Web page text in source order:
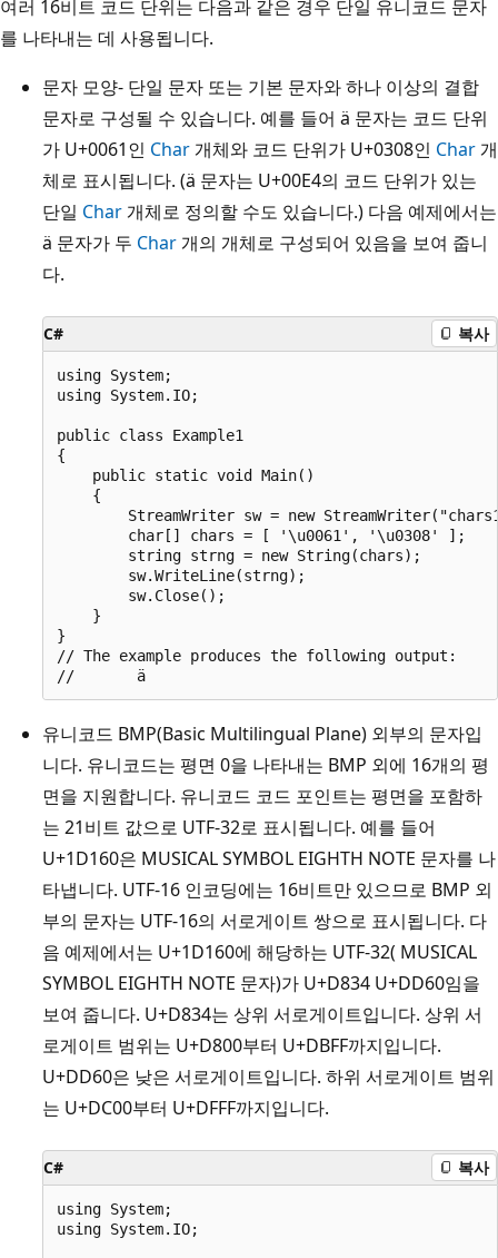
여러 16비트 코드 단위는 다음과 같은 경우 단일 유니코드 문자
를 나타내는 데 사용됩니다.
문자 모양- 단일 문자 또는 기본 문자와 하나 이상의 결합
문자로 구성될 수 있습니다. 예를 들어 ä 문자는 코드 단위
가 U+0061인 Char 개체와 코드 단위가 U+0308인 Char 개
체로 표시됩니다. (ä 문자는 U+00E4의 코드 단위가 있는
단일 Char 개체로 정의할 수도 있습니다.) 다음 예제에서는
ä 문자가 두 Char 개의 개체로 구성되어 있음을 보여 줍니
다.
C# 복사
using System;
using System.IO;
public class Example1
{
    public static void Main()
    {
StreamWriter sw = new
        char[] chars = [ '\u0061', '\u0308' ];
        string strng = new String(chars);
        sw.WriteLine(strng);
        sw.Close();
    }
}
// The example produces the following output:
유니코드 BMP(Basic Multilingual Plane) 외부의 문자입
니다. 유니코드는 평면 0을 나타내는 BMP 외에 16개의 평
면을 지원합니다. 유니코드 코드 포인트는 평면을 포함하
는 21비트 값으로 UTF-32로 표시됩니다. 예를 들어
U+1D160은 MUSICAL SYMBOL EIGHTH NOTE 문자를 나
타냅니다. UTF-16 인코딩에는 16비트만 있으므로 BMP 외
부의 문자는 UTF-16의 서로게이트 쌍으로 표시됩니다. 다
음 예제에서는 U+1D160에 해당하는 UTF-32( MUSICAL
SYMBOL EIGHTH NOTE 문자)가 U+D834 U+DD60임을
보여 줍니다. U+D834는 상위 서로게이트입니다. 상위 서
로게이트 범위는 U+D800부터 U+DBFF까지입니다.
U+DD60은 낮은 서로게이트입니다. 하위 서로게이트 범위
는 U+DC00부터 U+DFFF까지입니다.
C# 복사
using System;
using System.IO;